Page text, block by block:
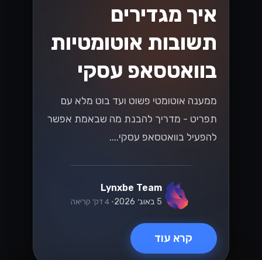
איך מגדירים
תשובות אוטומטיות
בוואטסאפ עסקי
ממענה אוטומטי פשוט ועד בוט מלא עם
תפריט - מדריך להבנת מה שבאמת אפשר
להפעיל בוואטסאפ עסקי....
Lynxbe Team
5 באוג׳ 2026 • 4 דק׳ קריאה
קרא עוד